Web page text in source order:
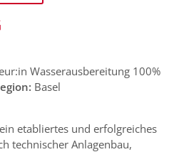
Wasserausbereitung 100%
Basel
etabliertes und erfolgreiches
technischer Anlagenbau,